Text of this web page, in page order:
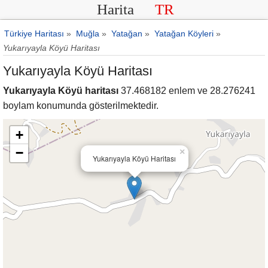
Harita TR
Türkiye Haritası » Muğla » Yatağan » Yatağan Köyleri »
Yukarıyayla Köyü Haritası
Yukarıyayla Köyü Haritası
Yukarıyayla Köyü haritası 37.468182 enlem ve 28.276241
boylam konumunda gösterilmektedir.
Yukarıyayla Köyü Haritası
×
+
−